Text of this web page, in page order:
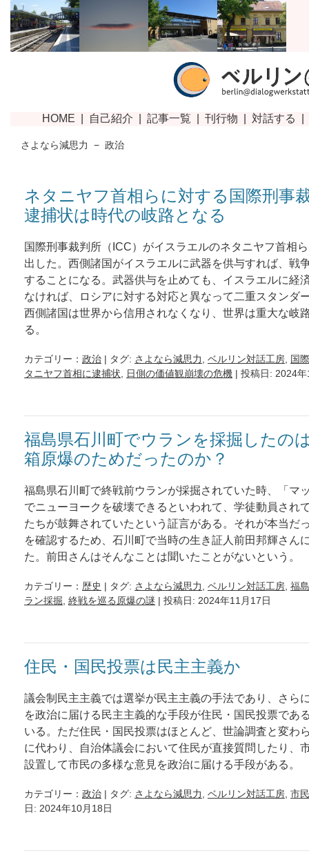
さよなら減思力 − 政治
ネタニヤフ首相らに対する国際刑事
逮捕状は時代の岐路となる
国際刑事裁判所（ICC）がイスラエルのネタニヤフ首相
出した。西側諸国がイスラエルに武器を供与すれば、戦
することになる。武器供与を止めても、イスラエルに経
なければ、ロシアに対する対応と異なって二重スタンダ
西側諸国は世界から信用されなくなり、世界は重大な岐
る。
カテゴリー： 政治 | タグ: さよなら減思力 ベルリン対話工房
国
タニヤフ首相に逮捕状
日側の価値観崩壊の危機 | 投稿日: 2024
福島県石川町でウランを採掘したの
箱原爆のためだったのか？
福島県石川町で終戦前ウランが採掘されていた時、「マ
でニューヨークを破壊できるといわれて、学徒動員され
たちが鼓舞されていたという証言がある。それが本当だ
を確認するため、石川町で当時の生き証人前田邦輝さん
た。前田さんはそんなことは聞いたことがないという。
カテゴリー： 歴史 | タグ: さよなら減思力 ベルリン対話工房 福
ラン採掘 終戦を巡る原爆の謎 | 投稿日: 2024年11月17日
住民・国民投票は民主主義か
議会制民主主義では選挙が民主主義の手法であり、さら
を政治に届ける民主主義的な手段が住民・国民投票であ
いる。ただ住民・国民投票はほとんど、世論調査と変わ
に代わり、自治体議会において住民が直接質問したり、
設置して市民の多様な意見を政治に届ける手段がある。
カテゴリー： 政治 | タグ: さよなら減思力 ベルリン対話工房 市
日: 2024年10月18日